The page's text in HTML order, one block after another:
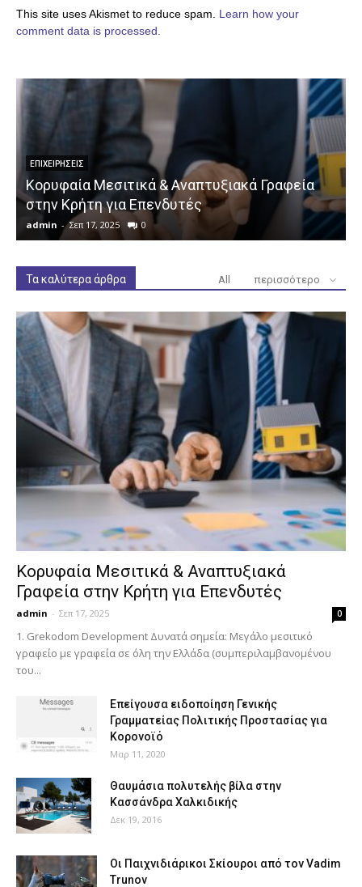
This site uses Akismet to reduce spam. Learn how your
comment data is processed.
ΕΠΙΧΕΙΡΉΣΕΙΣ
Κορυφαία Μεσιτικά & Αναπτυξιακά Γραφεία
στην Κρήτη για Επενδυτές
admin - Σεπ 17, 2025 0
Τα καλύτερα άρθρα All περισσότερο
Κορυφαία Μεσιτικά & Αναπτυξιακά
Γραφεία στην Κρήτη για Επενδυτές
admin - Σεπ 17, 2025 0
1. Grekodom Development Δυνατά σημεία: Μεγάλο μεσιτικό
γραφείο με γραφεία σε όλη την Ελλάδα (συμπεριλαμβανομένου
του...
Επείγουσα ειδοποίηση Γενικής
Γραμματείας Πολιτικής Προστασίας για
Κορονοϊό
Μαρ 11, 2020
Θαυμάσια πολυτελής βίλα στην
Κασσάνδρα Χαλκιδικής
Δεκ 19, 2016
Οι Παιχνιδιάρικοι Σκίουροι από τον Vadim
Trunov